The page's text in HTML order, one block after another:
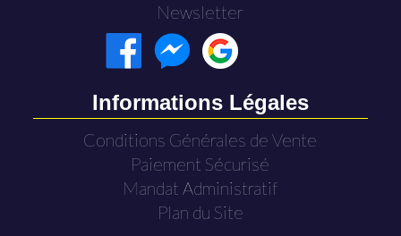
Newsletter
Informations Légales
Conditions Générales de Vente
Paiement Sécurisé
Mandat Administratif
Plan du Site